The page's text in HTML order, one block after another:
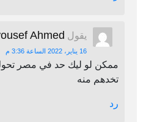
يقول Ahmed
16 يناير، 2022 الساعة 3:36 م
ممكن لو ليك حد في مصر
تخدهم منه
رد